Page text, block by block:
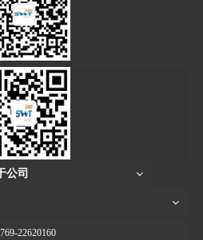
公司
22620160